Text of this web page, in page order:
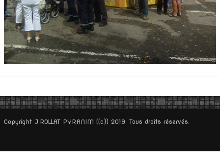
Copyright J.ROLLAT PYRANIM ((c)) 2019. Tous droits réservés.